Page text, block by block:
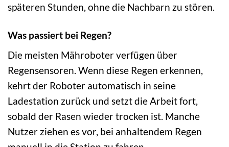
späteren Stunden, ohne die Nachbarn zu stören.
Was passiert bei Regen?
Die meisten Mähroboter verfügen über
Regensensoren. Wenn diese Regen erkennen,
kehrt der Roboter automatisch in seine
Ladestation zurück und setzt die Arbeit fort,
sobald der Rasen wieder trocken ist. Manche
Nutzer ziehen es vor, bei anhaltendem Regen